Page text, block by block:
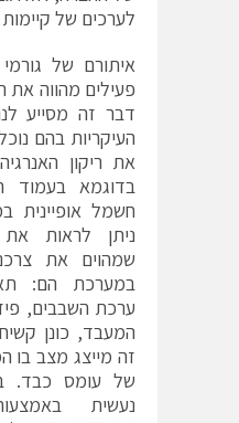
לערכים של
איתורם של
פעילים מהווה
דבר זה מסייע
העיקריות בהם
בדוגמא בעמוד
חשמל אופיינית
ניתן לראות את
שמהוים את
ערכת השבבים,
זה מייצג מצב
של עומס כבד.
נעשית